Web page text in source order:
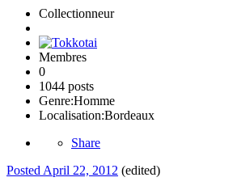
Collectionneur
Membres
0
1044 posts
Genre:Homme
Localisation:Bordeaux
Share
Posted April 22, 2012 (edited)